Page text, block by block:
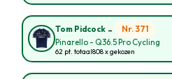
Tom Pidcock - Nr. 371
Pinarello - Q36.5 Pro Cycling
62 pt. totaal808 x gekozen